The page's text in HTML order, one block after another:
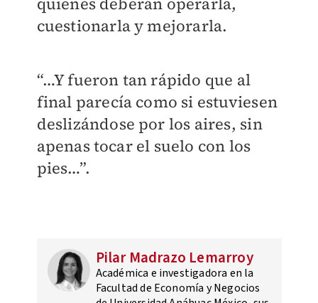
cuestionarla y mejorarla.
“…Y fueron tan rápido que al
final parecía como si estuviesen
deslizándose por los aires, sin
apenas tocar el suelo con los
pies…”.
Pilar Madrazo Lemarroy
Académica e investigadora en la
Facultad de Economía y Negocios